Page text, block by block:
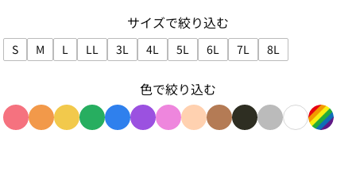
サイズで絞り込む
S
サイズで絞り込み: S
M
サイズで絞り込み: M
L
サイズで絞り込み: L
LL
サイズで絞り込み: LL
3L
サイズで絞り込み: 3L
4L
サイズで絞り込み: 4L
5L
サイズで絞り込み: 5L
6L
サイズで絞り込み: 6L
7L
サイズで絞り込み: 7L
8L
サイズで絞り込
色で絞り込む